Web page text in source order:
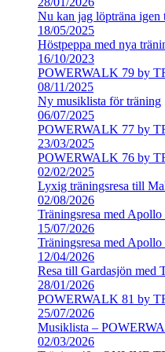
Nu kan jag löpträna igen
18/05/2025
Höstpeppa med nya
16/10/2023
POWERWALK 79 by
08/11/2025
Ny musiklista för träning
06/07/2025
POWERWALK 77 by
23/03/2025
POWERWALK 76 by
02/02/2025
Lyxig träningsresa till
02/08/2026
Träningsresa med
15/07/2026
Träningsresa med
12/04/2026
Resa till Gardasjön med
28/01/2026
POWERWALK 81 by
25/07/2026
Musiklista –
02/03/2026